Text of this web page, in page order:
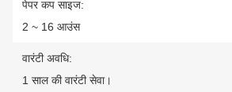
पेपर कप साइज:
2 ~ 16 आउंस
वारंटी अवधि:
1 साल की वारंटी सेवा।